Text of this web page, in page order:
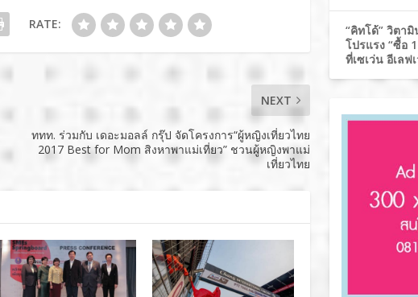
RATE:
NEXT
ททท. ร่วมกับ เดอะมอลล์ กรุ๊ป จัดโครงการ“ผู้หญิงเที่ยวไทย
2017 Best for Mom สิงหาพาแม่เที่ยว” ชวนผู้หญิงพาแม่
เที่ยวไทย
“คิทโด้” วิตา
โปรแรง “ซื้อ
ที่เซเว่น อีเลฟ